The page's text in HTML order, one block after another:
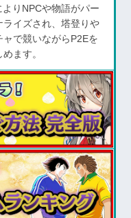
よりNPCや物語がパー
ライズされ、塔登りや
ャで競いながらP2Eを
ます。